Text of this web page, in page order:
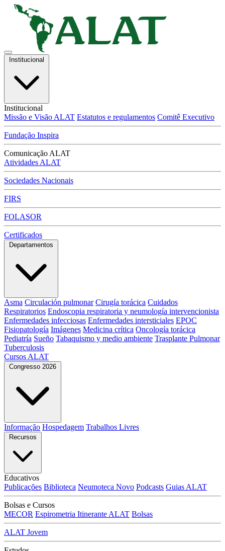
Institucional
Institucional
Missão e Visão ALAT Estatutos e regulamentos Comitê Executivo
Fundação Inspira
Comunicação ALAT
Atividades ALAT
Sociedades Nacionais
FIRS
FOLASOR
Certificados
Departamentos
Asma Circulación pulmonar Cirugía torácica Cuidados
Respiratorios Endoscopia respiratoria y neumología intervencionista
Enfermedades infecciosas Enfermedades intersticiales EPOC
Fisiopatología Imágenes Medicina crítica Oncología torácica
Pediatría Sueño Tabaquismo y medio ambiente Trasplante Pulmonar
Tuberculosis
Cursos ALAT
Congresso 2026
Informação Hospedagem Trabalhos Livres
Recursos
Educativos
Publicações Biblioteca Neumoteca Novo Podcasts Guias ALAT
Bolsas e Cursos
MECOR Espirometria Itinerante ALAT Bolsas
ALAT Jovem